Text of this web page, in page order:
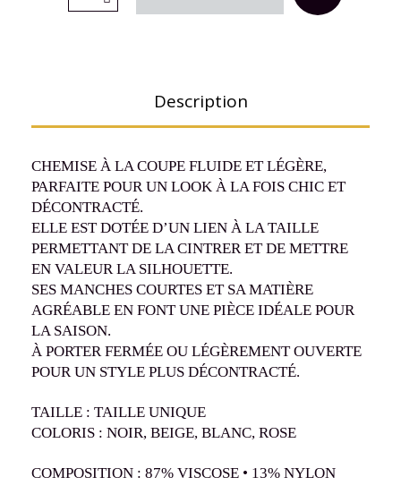
Description
CHEMISE À LA COUPE FLUIDE ET LÉGÈRE,
PARFAITE POUR UN LOOK À LA FOIS CHIC ET
DÉCONTRACTÉ.
ELLE EST DOTÉE D’UN LIEN À LA TAILLE
PERMETTANT DE LA CINTRER ET DE METTRE
EN VALEUR LA SILHOUETTE.
SES MANCHES COURTES ET SA MATIÈRE
AGRÉABLE EN FONT UNE PIÈCE IDÉALE POUR
LA SAISON.
À PORTER FERMÉE OU LÉGÈREMENT OUVERTE
POUR UN STYLE PLUS DÉCONTRACTÉ.
TAILLE : TAILLE UNIQUE
COLORIS : NOIR, BEIGE, BLANC, ROSE
COMPOSITION : 87% VISCOSE • 13% NYLON